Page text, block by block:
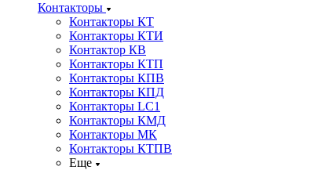
Контакторы
Контакторы КТ
Контакторы КТИ
Контактор КВ
Контакторы КТП
Контакторы КПВ
Контакторы КПД
Контакторы LC1
Контакторы КМД
Контакторы МК
Контакторы КТПВ
Еще